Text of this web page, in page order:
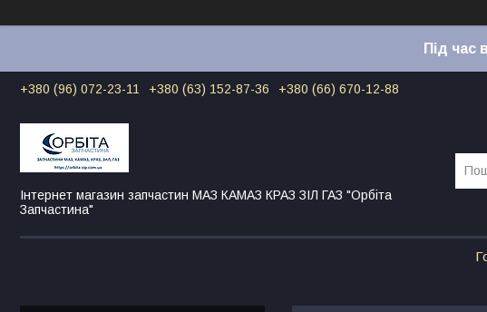
Під час
+380 (96) 072-23-11 +380 (63) 152-87-36 +380 (66) 670-12-88
Інтернет магазин запчастин МАЗ КАМАЗ КРАЗ ЗІЛ ГАЗ "Орбіта
Запчастина"